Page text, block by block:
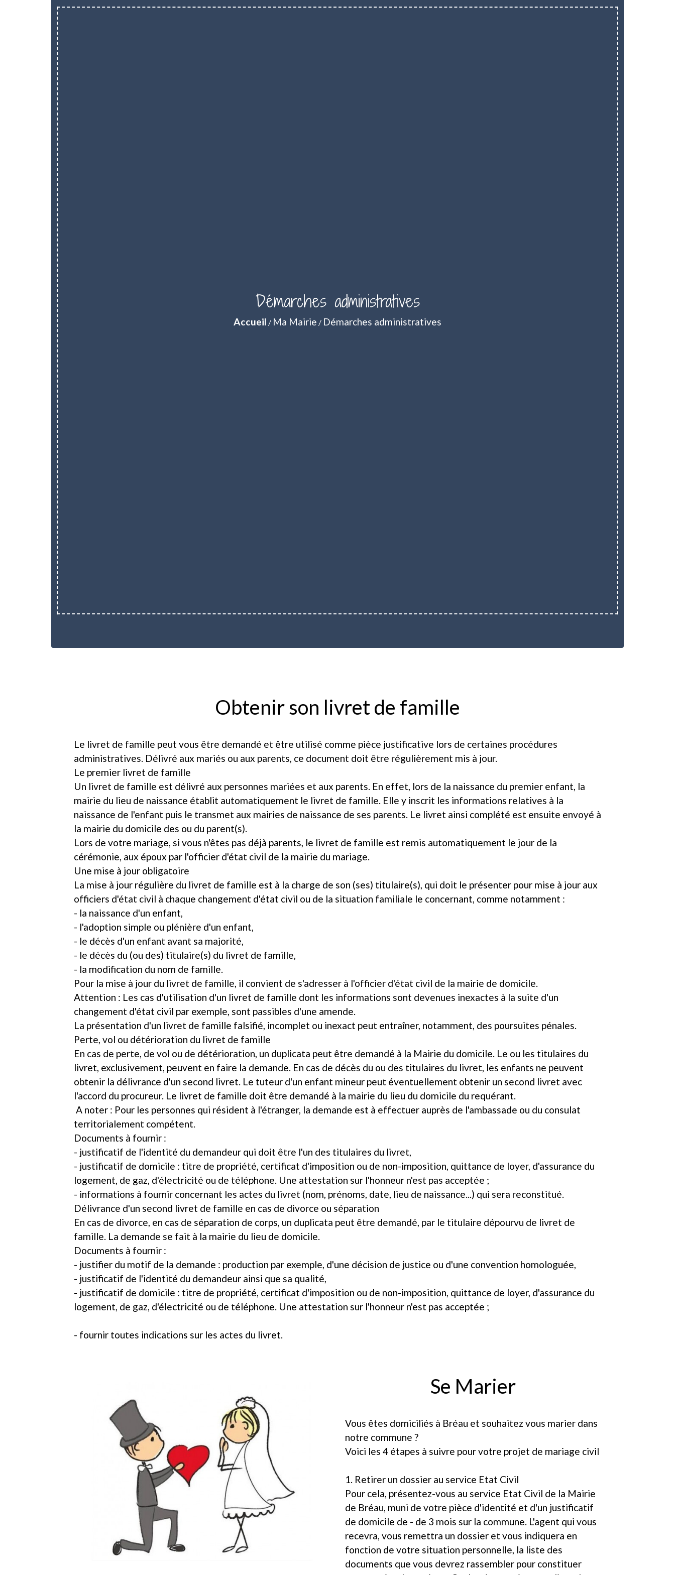
Démarches administratives
Accueil / Ma Mairie / Démarches administratives
Obtenir son livret de famille
Le livret de famille peut vous être demandé et être utilisé comme pièce justificative lors de certaines procédures
administratives. Délivré aux mariés ou aux parents, ce document doit être régulièrement mis à jour.
Le premier livret de famille
Un livret de famille est délivré aux personnes mariées et aux parents. En effet, lors de la naissance du premier enfant, la
mairie du lieu de naissance établit automatiquement le livret de famille. Elle y inscrit les informations relatives à la
naissance de l'enfant puis le transmet aux mairies de naissance de ses parents. Le livret ainsi complété est ensuite envoyé à
la mairie du domicile des ou du parent(s).
Lors de votre mariage, si vous n'êtes pas déjà parents, le livret de famille est remis automatiquement le jour de la
cérémonie, aux époux par l'officier d'état civil de la mairie du mariage.
Une mise à jour obligatoire
La mise à jour régulière du livret de famille est à la charge de son (ses) titulaire(s), qui doit le présenter pour mise à jour aux
officiers d'état civil à chaque changement d'état civil ou de la situation familiale le concernant, comme notamment :
- la naissance d'un enfant,
- l'adoption simple ou plénière d'un enfant,
- le décès d'un enfant avant sa majorité,
- le décès du (ou des) titulaire(s) du livret de famille,
- la modification du nom de famille.
Pour la mise à jour du livret de famille, il convient de s'adresser à l'officier d'état civil de la mairie de domicile.
Attention : Les cas d'utilisation d'un livret de famille dont les informations sont devenues inexactes à la suite d'un
changement d'état civil par exemple, sont passibles d'une amende.
La présentation d'un livret de famille falsifié, incomplet ou inexact peut entraîner, notamment, des poursuites pénales.
Perte, vol ou détérioration du livret de famille
En cas de perte, de vol ou de détérioration, un duplicata peut être demandé à la Mairie du domicile. Le ou les titulaires du
livret, exclusivement, peuvent en faire la demande. En cas de décès du ou des titulaires du livret, les enfants ne peuvent
obtenir la délivrance d'un second livret. Le tuteur d'un enfant mineur peut éventuellement obtenir un second livret avec
l'accord du procureur. Le livret de famille doit être demandé à la mairie du lieu du domicile du requérant.
A noter : Pour les personnes qui résident à l'étranger, la demande est à effectuer auprès de l'ambassade ou du consulat
territorialement compétent.
Documents à fournir :
- justificatif de l'identité du demandeur qui doit être l'un des titulaires du livret,
- justificatif de domicile : titre de propriété, certificat d'imposition ou de non-imposition, quittance de loyer, d'assurance du
logement, de gaz, d'électricité ou de téléphone. Une attestation sur l'honneur n'est pas acceptée ;
- informations à fournir concernant les actes du livret (nom, prénoms, date, lieu de naissance...) qui sera reconstitué.
Délivrance d'un second livret de famille en cas de divorce ou séparation
En cas de divorce, en cas de séparation de corps, un duplicata peut être demandé, par le titulaire dépourvu de livret de
famille. La demande se fait à la mairie du lieu de domicile.
Documents à fournir :
- justifier du motif de la demande : production par exemple, d'une décision de justice ou d'une convention homologuée,
- justificatif de l'identité du demandeur ainsi que sa qualité,
- justificatif de domicile : titre de propriété, certificat d'imposition ou de non-imposition, quittance de loyer, d'assurance du
logement, de gaz, d'électricité ou de téléphone. Une attestation sur l'honneur n'est pas acceptée ;
- fournir toutes indications sur les actes du livret.
Se Marier
Vous êtes domiciliés à Bréau et souhaitez vous marier dans
notre commune ?
Voici les 4 étapes à suivre pour votre projet de mariage civil
1. Retirer un dossier au service Etat Civil
Pour cela, présentez-vous au service Etat Civil de la Mairie
de Bréau, muni de votre pièce d'identité et d'un justificatif
de domicile de - de 3 mois sur la commune. L'agent qui vous
recevra, vous remettra un dossier et vous indiquera en
fonction de votre situation personnelle, la liste des
documents que vous devrez rassembler pour constituer